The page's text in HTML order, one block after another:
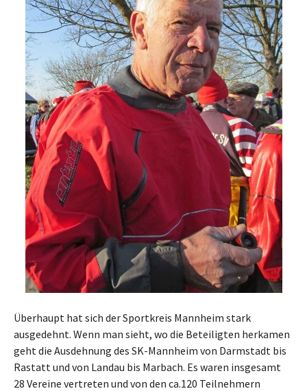
Überhaupt hat sich der Sportkreis Mannheim stark
ausgedehnt. Wenn man sieht, wo die Beteiligten herkamen
geht die Ausdehnung des SK-Mannheim von Darmstadt bis
Rastatt und von Landau bis Marbach. Es waren insgesamt
28 Vereine vertreten und von den ca.120 Teilnehmern